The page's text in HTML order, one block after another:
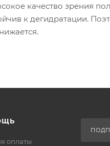
качество зрения
к дегидратации.
оплаты